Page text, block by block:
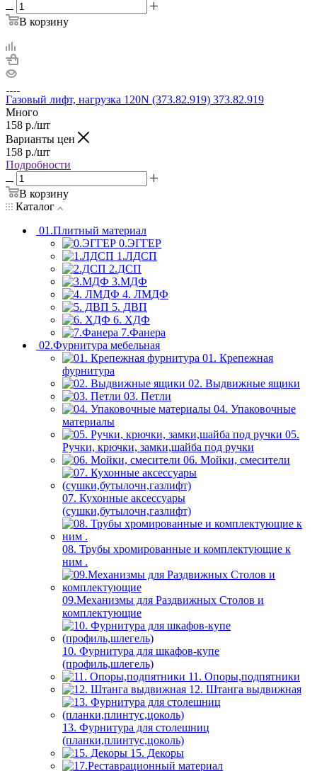
В корзину
Газовый лифт, нагрузка 120N (373.82.919) 373.82.919
Много
158 р./шт
Варианты цен
158 р./шт
Подробности
В корзину
Каталог
01.Плитный материал
0.ЭГГЕР
1.ЛДСП
2.ДСП
3.МДФ
4. ЛМДФ
5. ДВП
6. ХДФ
7.Фанера
02.Фурнитура мебельная
01. Крепежная
фурнитура
02. Выдвижные ящики
03. Петли
04. Упаковочные
материалы
05.
Ручки, крючки, замки,шайба под ручки
06. Мойки, смесители
07. Кухонные аксессуары
(сушки,бутылочн,газлифт)
08. Трубы хромированные и комплектующие к
ним .
09.Механизмы для Раздвижных Столов и
комплектующие
10. Фурнитура для шкафов-купе
(профиль,шлегель)
11. Опоры,подпятники
12. Штанга выдвижная
13. Фурнитура для столешниц
(планки,плинтус,цоколь)
15. Декоры